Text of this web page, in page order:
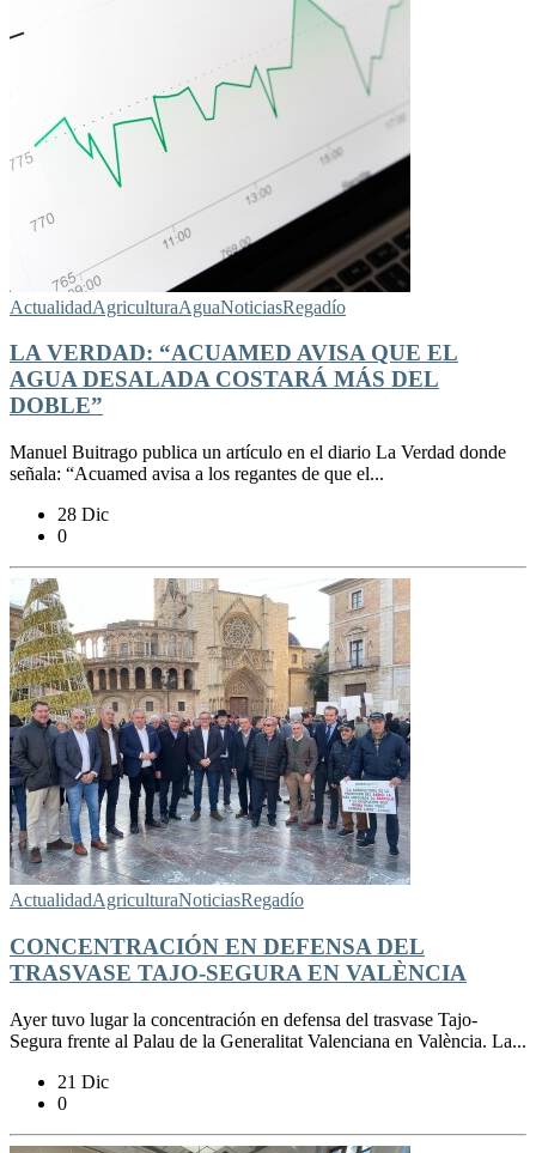
ActualidadAgriculturaAguaNoticiasRegadío
LA VERDAD: “ACUAMED AVISA QUE EL
AGUA DESALADA COSTARÁ MÁS DEL
DOBLE”
Manuel Buitrago publica un artículo en el diario La Verdad donde
señala: “Acuamed avisa a los regantes de que el...
28 Dic
0
ActualidadAgriculturaNoticiasRegadío
CONCENTRACIÓN EN DEFENSA DEL
TRASVASE TAJO-SEGURA EN VALÈNCIA
Ayer tuvo lugar la concentración en defensa del trasvase Tajo-
Segura frente al Palau de la Generalitat Valenciana en València. La...
21 Dic
0